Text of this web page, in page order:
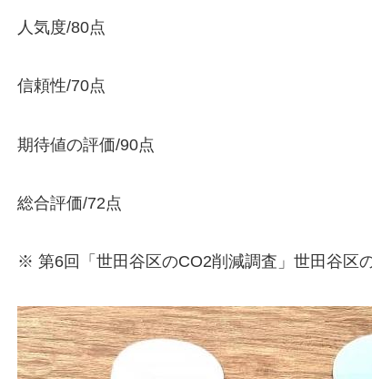
人気度/80点
信頼性/70点
期待値の評価/90点
総合評価/72点
※ 第6回「世田谷区のCO2削減調査」世田谷区